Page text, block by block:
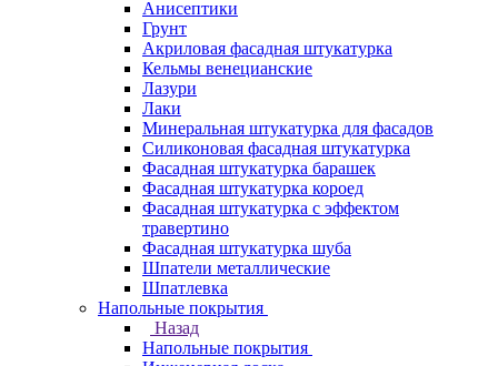
Анисептики
Грунт
Акриловая фасадная штукатурка
Кельмы венецианские
Лазури
Лаки
Минеральная штукатурка для фасадов
Силиконовая фасадная штукатурка
Фасадная штукатурка барашек
Фасадная штукатурка короед
Фасадная штукатурка с эффектом
травертино
Фасадная штукатурка шуба
Шпатели металлические
Шпатлевка
Напольные покрытия
Назад
Напольные покрытия